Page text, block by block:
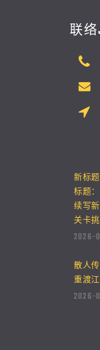
联
新标
标题
续写
关卡
2026-
散人
重渡
2026-